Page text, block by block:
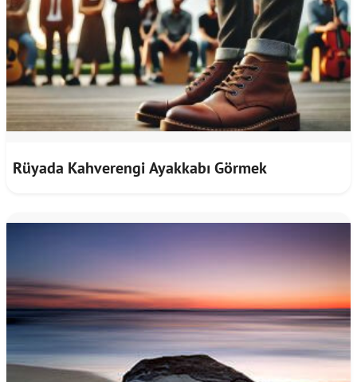
Rüyada Kahverengi Ayakkabı Görmek